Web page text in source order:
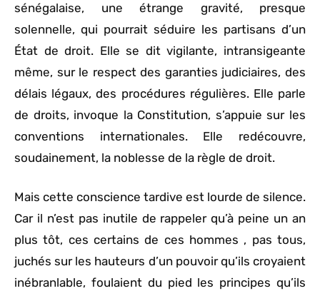
sénégalaise, une étrange gravité, presque
solennelle, qui pourrait séduire les partisans d’un
État de droit. Elle se dit vigilante, intransigeante
même, sur le respect des garanties judiciaires, des
délais légaux, des procédures régulières. Elle parle
de droits, invoque la Constitution, s’appuie sur les
conventions internationales. Elle redécouvre,
soudainement, la noblesse de la règle de droit.
Mais cette conscience tardive est lourde de silence.
Car il n’est pas inutile de rappeler qu’à peine un an
plus tôt, ces certains de ces hommes , pas tous,
juchés sur les hauteurs d’un pouvoir qu’ils croyaient
inébranlable, foulaient du pied les principes qu’ils